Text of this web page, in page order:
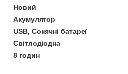
Новий
Акумулятор
USB, Сонячні батареї
Світлодіодна
8 годин